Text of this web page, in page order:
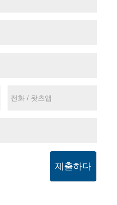
제출하다